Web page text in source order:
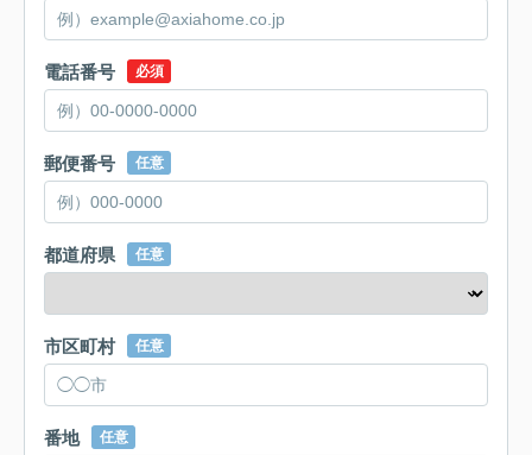
電話番号 必須
郵便番号 任意
都道府県 任意
市区町村 任意
番地 任意